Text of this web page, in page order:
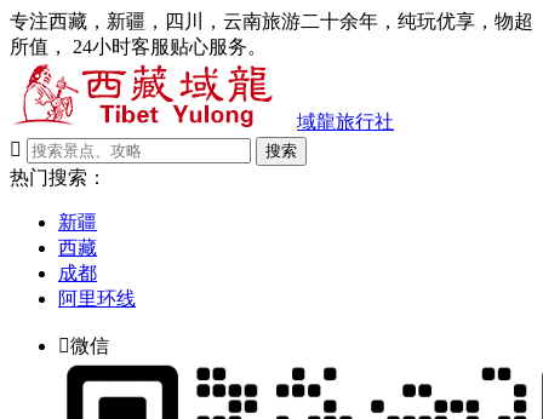
专注西藏，新疆，四川，云南旅游二十余年，纯玩优享，物超
所值， 24小时客服贴心服务。
域龍旅行社

搜索
热门搜索：
新疆
西藏
成都
阿里环线
微信